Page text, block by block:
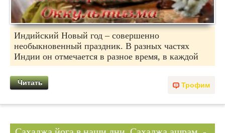
Индийский Новый год – совершенно
необыкновенный праздник. В разных частях
Индии он отмечается в разное время, в каждой
Трофим
Читать